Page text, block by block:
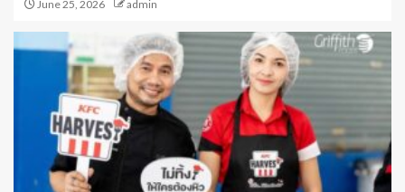
June 25, 2026 admin